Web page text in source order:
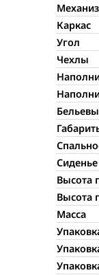
Каркас
Угол
Чехлы
Высота
Высота
Масса